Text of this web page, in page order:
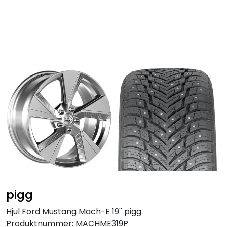
pigg
Hjul Ford Mustang Mach-E 19'' pigg
Produktnummer: MACHME319P
Hjulpakker
Felger
Lastebil
Buss
Anlegg